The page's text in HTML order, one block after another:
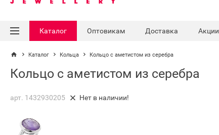
Каталог Оптовикам Доставка Акции
Каталог Кольца Кольцо с аметистом из серебра
Кольцо с аметистом из серебра
арт. 1432930205 Нет в наличии!